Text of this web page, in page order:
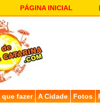
PÁGINA INICIAL
que fazer A Cidade Fotos